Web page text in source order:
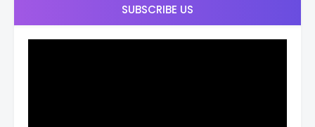
SUBSCRIBE US